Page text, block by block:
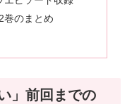
巻のまとめ
」前回までの